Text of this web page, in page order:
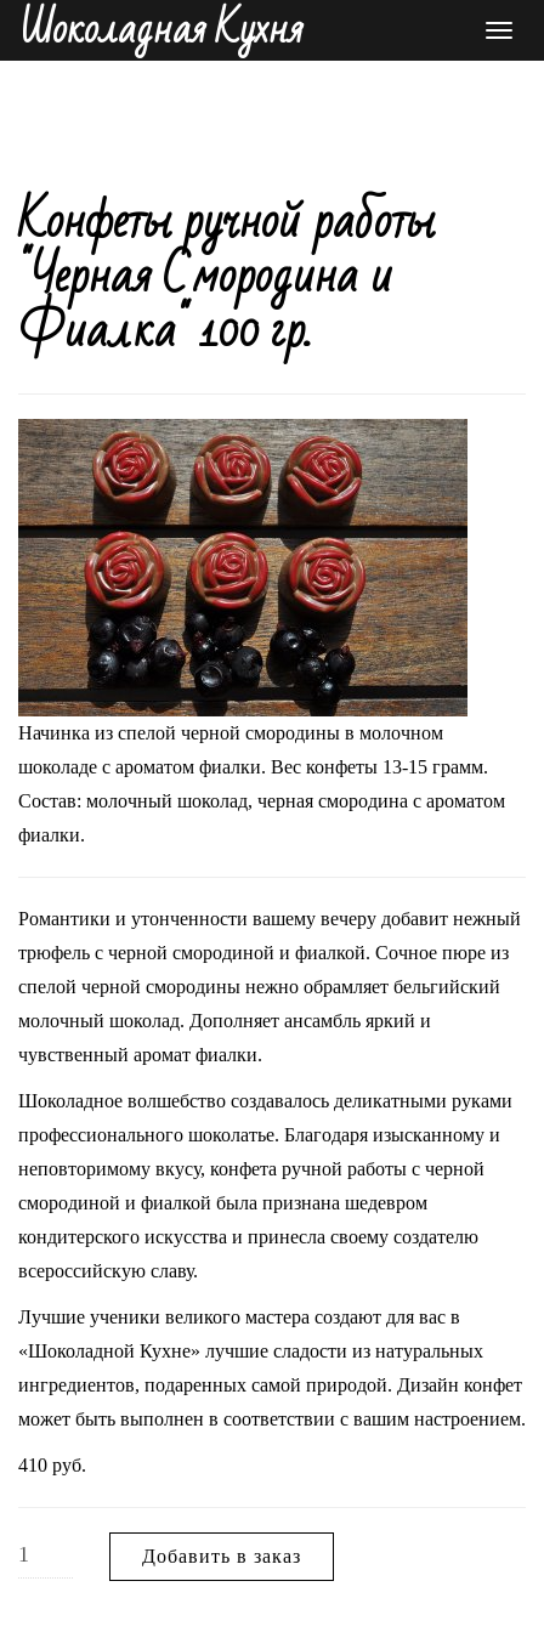
Шоколадная Кухня
Конфеты ручной работы
"Черная Смородина и
Фиалка" 100 гр.
Начинка из спелой черной смородины в молочном
шоколаде с ароматом фиалки. Вес конфеты 13-15 грамм.
Состав: молочный шоколад, черная смородина с ароматом
фиалки.
Романтики и утонченности вашему вечеру добавит нежный
трюфель с черной смородиной и фиалкой. Сочное пюре из
спелой черной смородины нежно обрамляет бельгийский
молочный шоколад. Дополняет ансамбль яркий и
чувственный аромат фиалки.
Шоколадное волшебство создавалось деликатными руками
профессионального шоколатье. Благодаря изысканному и
неповторимому вкусу, конфета ручной работы с черной
смородиной и фиалкой была признана шедевром
кондитерского искусства и принесла своему создателю
всероссийскую славу.
Лучшие ученики великого мастера создают для вас в
«Шоколадной Кухне» лучшие сладости из натуральных
ингредиентов, подаренных самой природой. Дизайн конфет
может быть выполнен в соответствии с вашим настроением.
410 руб.
Добавить в заказ